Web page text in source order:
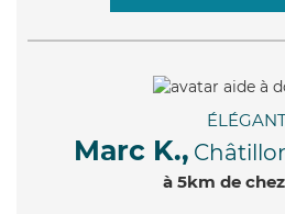
Marc K.,
à 5km de